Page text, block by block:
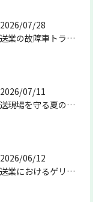
2026/07/28
運送業の故障車トラブル即時対処法
2026/07/11
運送現場を守る夏の熱中症対策
2026/06/12
運送業におけるゲリラ豪雨対策の実践法